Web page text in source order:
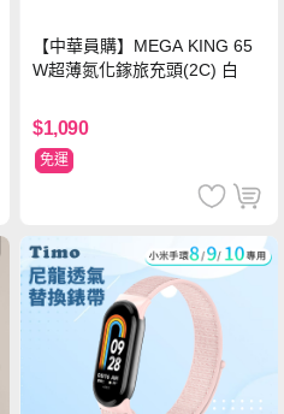
【中華員購】MEGA KING 65
W超薄氮化鎵旅充頭(2C) 白
$1,090
免運